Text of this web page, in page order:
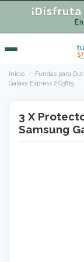
Inicio Fundas para
Galaxy Express 2 G3815
3 X
Samsung